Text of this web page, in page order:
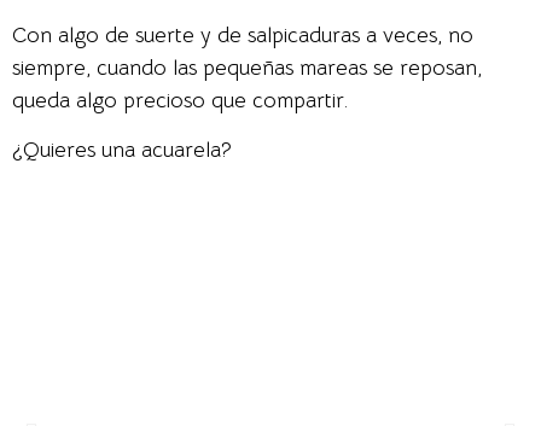
Con algo de suerte y de salpicaduras a veces, no
siempre, cuando las pequeñas mareas se reposan,
queda algo precioso que compartir.
¿Quieres una acuarela?